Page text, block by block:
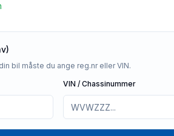
bil måste du ange reg.nr eller VIN.
VIN / Chassinummer